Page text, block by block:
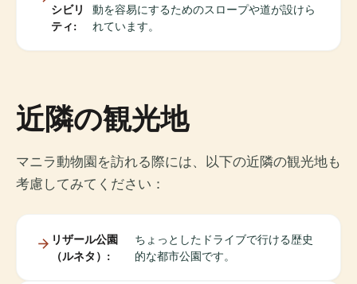
シビリ
ティ:
動を容易にするためのスロープや道が設けら
れています。
近隣の観光地
マニラ動物園を訪れる際には、以下の近隣の観光地も
考慮してみてください：
リザール公園
（ルネタ）:
ちょっとしたドライブで行ける歴史
的な都市公園です。